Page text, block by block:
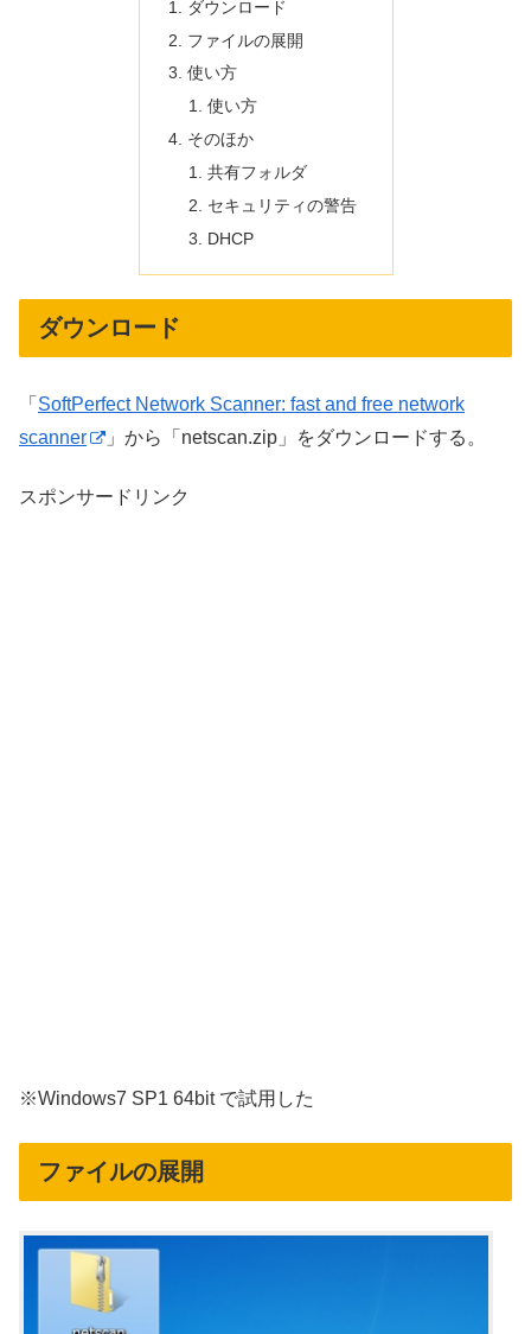
ダウンロード
ファイルの展開
使い方
使い方
そのほか
共有フォルダ
セキュリティの警告
DHCP
ダウンロード
「 SoftPerfect Network Scanner: fast and free network
scanner
」から「netscan.zip」をダウンロードする。
スポンサードリンク
※Windows7 SP1 64bit で試用した
ファイルの展開